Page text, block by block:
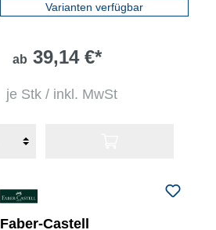
Varianten verfügbar
ab 39,14 €*
je Stk / inkl. MwSt
Faber-Castell